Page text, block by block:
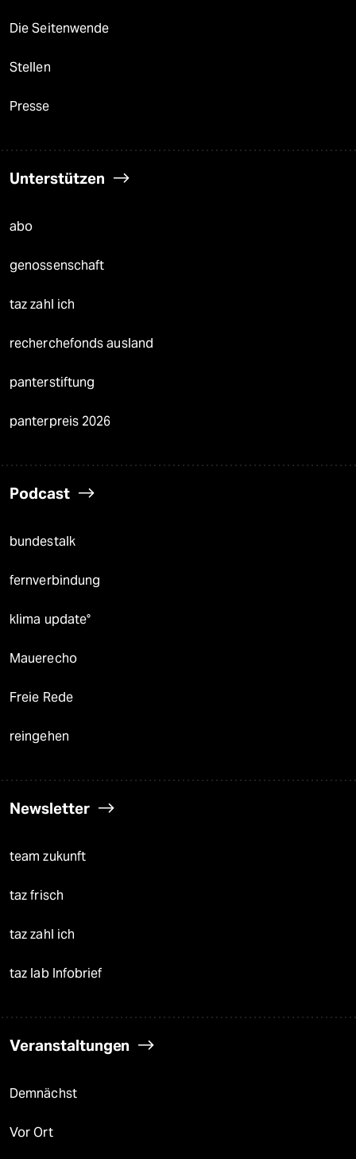
Die Seitenwende
Stellen
Presse
Unterstützen
abo
genossenschaft
taz zahl ich
recherchefonds ausland
panterstiftung
panterpreis 2026
Podcast
bundestalk
fernverbindung
klima update°
Mauerecho
Freie Rede
reingehen
Newsletter
team zukunft
taz frisch
taz zahl ich
taz lab Infobrief
Veranstaltungen
Demnächst
Vor Ort